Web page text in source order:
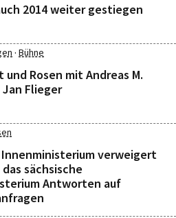
2014 weiter gestiegen
· Bühne
und Rosen mit Andreas M.
Flieger
Innenministerium verweigert
sächsische
Antworten auf